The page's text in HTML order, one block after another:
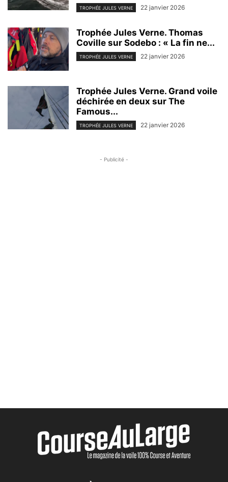
TROPHÉE JULES VERNE 22 janvier 2026
Trophée Jules Verne. Thomas
Coville sur Sodebo : « La fin ne...
TROPHÉE JULES VERNE 22 janvier 2026
Trophée Jules Verne. Grand voile
déchirée en deux sur The
Famous...
TROPHÉE JULES VERNE 22 janvier 2026
- Publicité -